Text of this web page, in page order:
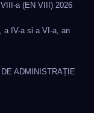
a (EN VIII) 2026
a IV-a si a VI-a, an
ADMINISTRAȚIE